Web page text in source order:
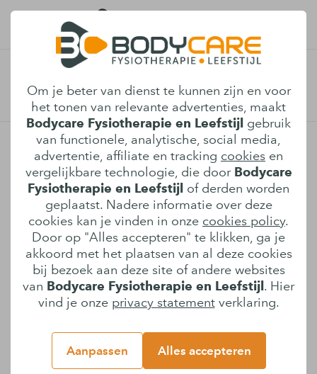
Om je beter van dienst te kunnen zijn en voor
het tonen van relevante advertenties, maakt
Bodycare Fysiotherapie en Leefstijl gebruik
van functionele, analytische, social media,
advertentie, affiliate en tracking cookies en
vergelijkbare technologie, die door Bodycare
Fysiotherapie en Leefstijl of derden worden
geplaatst. Nadere informatie over deze
cookies kan je vinden in onze cookies policy.
Door op "Alles accepteren" te klikken, ga je
akkoord met het plaatsen van al deze cookies
bij bezoek aan deze site of andere websites
van Bodycare Fysiotherapie en Leefstijl . Hier
vind je onze privacy statementverklaring.
Aanpassen Alles accepteren
Afspraak maken
Manuele therapie in Son en
Breugel
Je nek is al weken stijf als je 's ochtends
opstaat. Of je rug is eerder hersteld van een
hernia dan je verwachtte, maar de
bewegingsvrijheid is er nooit helemaal
teruggekomen. Je hebt al het een en ander
geprobeerd, maar het gevoel dat er iets niet
goed zit, blijft.
Manuele therapie is dan vaak de volgende